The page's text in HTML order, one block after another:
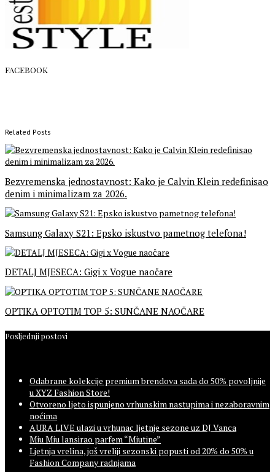
FACEBOOK
Related Posts
Bezvremenska jednostavnost: Kako je Calvin Klein redefinisao
denim i minimalizam za 2026.
Samsung Galaxy S21: Epsko iskustvo pametnog telefona!
DETALJ MJESECA: Gigi x Vogue naočare
OPTIKA OPTOTIM TOP 5: SUNČANE NAOČARE
Posljednji postovi
Odabrane kolekcije premium brendova sada do 50% povoljnije
u XYZ Fashion Store!
Otvoreno ljeto ispunjeno vrhunskim nastupima i nezaboravnim
noćima
AURA LIVE ulazi u vrhunac ljetnje sezone uz DJ Vanca
Miu Miu lansirao parfem “Miutine”
Ljetnja vrelina, još vreliji sezonski popusti od 20% do 50% u
Fashion Company radnjama